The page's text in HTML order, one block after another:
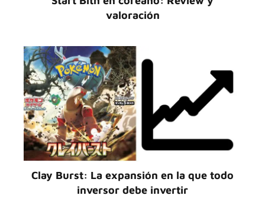
valoración
Clay Burst: La expansión en la que todo
inversor debe invertir